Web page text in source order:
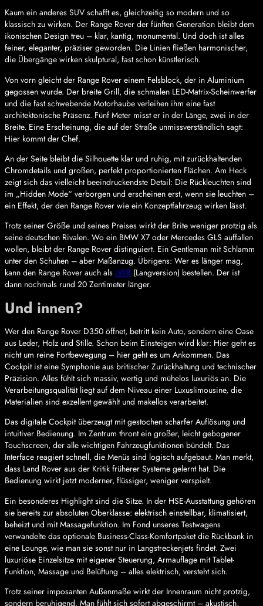
Kaum ein anderes SUV schafft es, gleichzeitig so modern und so
klassisch zu wirken. Der Range Rover der fünften Generation bleibt dem
ikonischen Design treu – klar, kantig, monumental. Und doch ist alles
feiner, eleganter, präziser geworden. Die Linien fließen harmonischer,
die Übergänge wirken skulptural, fast schon künstlerisch.
Von vorn gleicht der Range Rover einem Felsblock, der in Aluminium
gegossen wurde. Der breite Grill, die schmalen LED-Matrix-Scheinwerfer
und die fast schwebende Motorhaube verleihen ihm eine fast
architektonische Präsenz. Fünf Meter misst er in der Länge, zwei in der
Breite. Eine Erscheinung, die auf der Straße unmissverständlich sagt:
Hier kommt der Chef.
An der Seite bleibt die Silhouette klar und ruhig, mit zurückhaltenden
Chromdetails und großen, perfekt proportionierten Flächen. Am Heck
zeigt sich das vielleicht beeindruckendste Detail: Die Rückleuchten sind
im „Hidden Mode“ verborgen und erscheinen erst, wenn sie leuchten –
ein Effekt, der den Range Rover wie ein Konzeptfahrzeug wirken lässt.
Trotz seiner Größe und seines Preises wirkt der Brite weniger protzig als
seine deutschen Rivalen. Wo ein BMW X7 oder Mercedes GLS auffallen
wollen, bleibt der Range Rover distinguiert. Ein Gentleman mit Schlamm
unter den Schuhen – aber Maßanzug. Übrigens: Wer es länger mag,
kann den Range Rover auch als LWB (Langversion) bestellen. Der ist
dann nochmals rund 20 Zentimeter länger.
Und innen?
Wer den Range Rover D350 öffnet, betritt kein Auto, sondern eine Oase
aus Leder, Holz und Stille. Schon beim Einsteigen wird klar: Hier geht es
nicht um reine Fortbewegung – hier geht es um Ankommen. Das
Cockpit ist eine Symphonie aus britischer Zurückhaltung und technischer
Präzision. Alles fühlt sich massiv, wertig und mühelos luxuriös an. Die
Verarbeitungsqualität liegt auf dem Niveau einer Luxuslimousine, die
Materialien sind exzellent gewählt und makellos verarbeitet.
Das digitale Cockpit überzeugt mit gestochen scharfer Auflösung und
intuitiver Bedienung. Im Zentrum thront ein großer, leicht gebogener
Touchscreen, der alle wichtigen Fahrzeugfunktionen bündelt. Das
Interface reagiert schnell, die Menüs sind logisch aufgebaut. Man merkt,
dass Land Rover aus der Kritik früherer Systeme gelernt hat. Die
Bedienung wirkt jetzt moderner, flüssiger, weniger verspielt.
Ein besonderes Highlight sind die Sitze. In der HSE-Ausstattung gehören
sie bereits zur absoluten Oberklasse: elektrisch einstellbar, klimatisiert,
beheizt und mit Massagefunktion. Im Fond unseres Testwagens
verwandelte das optionale Business-Class-Komfortpaket die Rückbank in
eine Lounge, wie man sie sonst nur in Langstreckenjets findet. Zwei
luxuriöse Einzelsitze mit eigener Steuerung, Armauflage mit Tablet-
Funktion, Massage und Belüftung – alles elektrisch, versteht sich.
Trotz seiner imposanten Außenmaße wirkt der Innenraum nicht protzig,
sondern beruhigend. Man fühlt sich sofort abgeschirmt – akustisch,